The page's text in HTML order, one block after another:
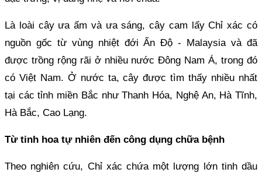
Là loài cây ưa ẩm và ưa sáng, cây cam lấy Chỉ xác có
nguồn gốc từ vùng nhiệt đới Ấn Độ - Malaysia và đã
được trồng rộng rãi ở nhiều nước Đông Nam Á, trong đó
có Việt Nam. Ở nước ta, cây được tìm thấy nhiều nhất
tại các tỉnh miền Bắc như Thanh Hóa, Nghệ An, Hà Tĩnh,
Hà Bắc, Cao Lạng.
Từ tinh hoa tự nhiên đến công dụng chữa bệnh
Theo nghiên cứu, Chỉ xác chứa một lượng lớn tinh dầu